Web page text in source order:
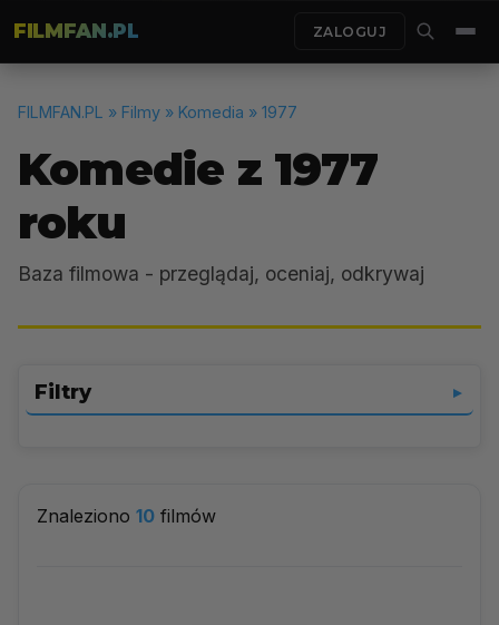
FILMFAN.PL ZALOGUJ
FILMFAN.PL » Filmy » Komedia » 1977
Komedie z 1977
roku
Baza filmowa - przeglądaj, oceniaj, odkrywaj
Filtry ▼
Znaleziono 10 filmów